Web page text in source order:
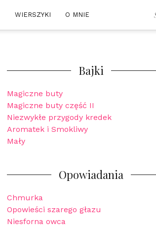
WIERSZYKI O MNIE
Bajki
Magiczne buty
Magiczne buty część II
Niezwykłe przygody kredek
Aromatek i Smokliwy
Mały
Opowiadania
Chmurka
Opowieści szarego głazu
Niesforna owca